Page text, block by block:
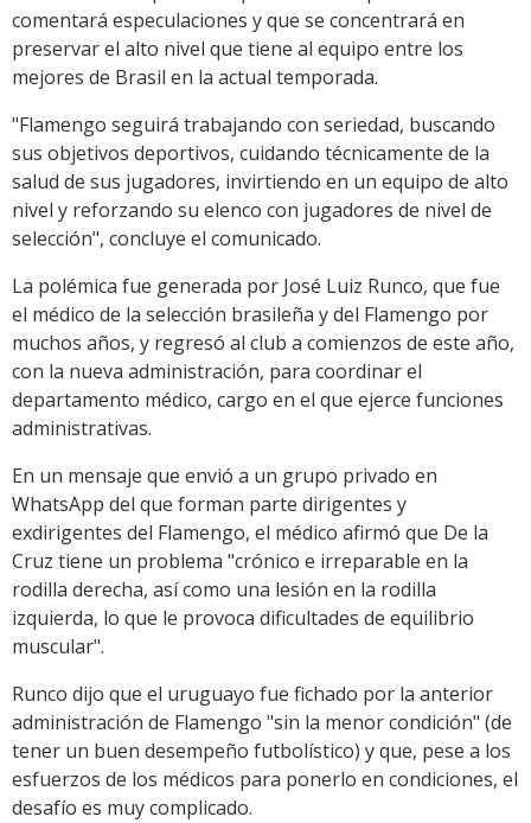
comentará especulaciones y que se concentrará en
preservar el alto nivel que tiene al equipo entre los
mejores de Brasil en la actual temporada.
"Flamengo seguirá trabajando con seriedad, buscando
sus objetivos deportivos, cuidando técnicamente de la
salud de sus jugadores, invirtiendo en un equipo de alto
nivel y reforzando su elenco con jugadores de nivel de
selección", concluye el comunicado.
La polémica fue generada por José Luiz Runco, que fue
el médico de la selección brasileña y del Flamengo por
muchos años, y regresó al club a comienzos de este año,
con la nueva administración, para coordinar el
departamento médico, cargo en el que ejerce funciones
administrativas.
En un mensaje que envió a un grupo privado en
WhatsApp del que forman parte dirigentes y
exdirigentes del Flamengo, el médico afirmó que De la
Cruz tiene un problema "crónico e irreparable en la
rodilla derecha, así como una lesión en la rodilla
izquierda, lo que le provoca dificultades de equilibrio
muscular".
Runco dijo que el uruguayo fue fichado por la anterior
administración de Flamengo "sin la menor condición" (de
tener un buen desempeño futbolístico) y que, pese a los
esfuerzos de los médicos para ponerlo en condiciones, el
desafío es muy complicado.